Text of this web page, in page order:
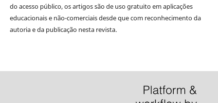
do acesso público, os artigos são de uso gratuito em aplicações
educacionais e não-comerciais desde que com reconhecimento da
autoria e da publicação nesta revista.